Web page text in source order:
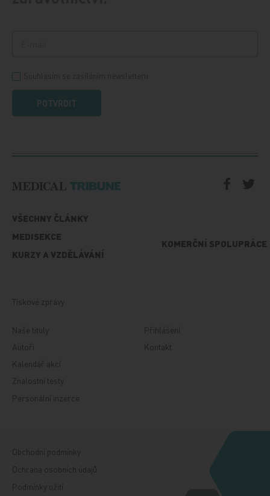
POTVRDIT
VŠECHNY ČLÁNKY
MEDISEKCE
KURZY A VZDĚLÁVÁNÍ
KOMERČNÍ SPOLUPRÁCE
Tiskové zprávy
Naše tituly
Autoři
Kalendář akcí
Znalostní testy
Personální inzerce
Přihlášení
Kontakt
Obchodní podmínky
Ochrana osobních údajů
Podmínky užití